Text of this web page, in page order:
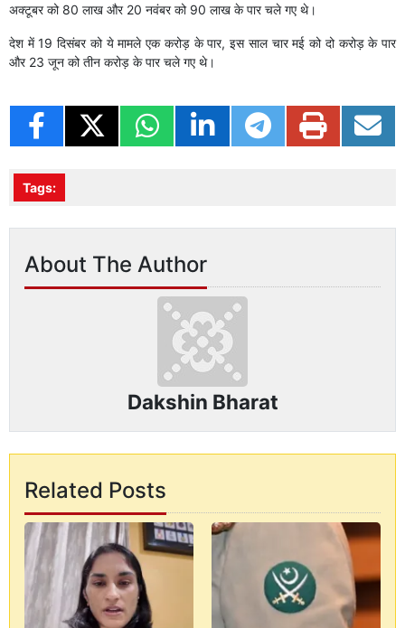
अक्टूबर को 80 लाख और 20 नवंबर को 90 लाख के पार चले गए थे।
देश में 19 दिसंबर को ये मामले एक करोड़ के पार, इस साल चार मई को दो करोड़ के पार
और 23 जून को तीन करोड़ के पार चले गए थे।
Tags:
About The Author
Dakshin Bharat
Related Posts